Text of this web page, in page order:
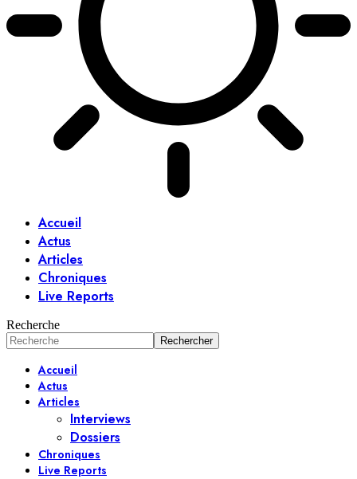
Accueil
Actus
Articles
Chroniques
Live Reports
Recherche
Accueil
Actus
Articles
Interviews
Dossiers
Chroniques
Live Reports